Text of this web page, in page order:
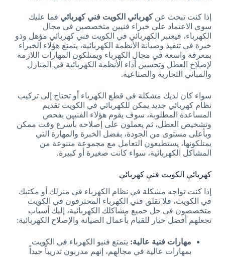
إذا كنت تبحث عنكهربائي الكويت فني كهربائي فما عليك
سوى الاعتماد على خبراء فنيين متخصصين في مجال
الكهرباء، فيعتبر الكهربائي في الكويت فني كهربائي مؤهل وذو
خبرة في تنفيذ وصيانة الأنظمة الكهربائية، يتمتع هؤلاء الخبراء
بمعرفة واسعة في مجال الكهرباء ويمتلكون المهارات اللازمة
لإصلاح العطل وتحسين أداء الأنظمة الكهربائية في المنازل
والمباني التجارية والصناعية.
سواء كان لديك مشكلة في قطع الكهرباء أو تحتاج إلى تركيب
نظام كهربائي جديد يمكن للكهربائي في الكويت تقديم
المساعدة المطلوبة، سوف يقوم هؤلاء الفنيين بفحص
وتشخيص العطل، ثم يعملون على إصلاحه بأسرع وقت ممكن
وبأعلى مستوى من الجودة، بفضل الخبرة والمهارة التي
يمتلكونها، يستطيعون التعامل مع مجموعة متنوعة من
المشاكل الكهربائية، سواء كانت صغيرة أو كبيرة.
كهربائي الكويت فني كهربائي
إذا كنت تواجه مشكلة في نظام الكهرباء في منزلك أو مكتبك
في الكويت، فلا تقلق فني الكهرباء المحترفون في الكويت
متخصصون في حل جميع مشاكلك الكهربائية، إليك أسباب
تجعلهم أفضل خيار للقيام بأعمال الصيانة والإصلاح الكهربائية:
مهارات فنية عالية: يتمتع فنيو الكهرباء في الكويت
بمهارات عالية في مجالهم، إنهم مدربون تدريباً جيداً